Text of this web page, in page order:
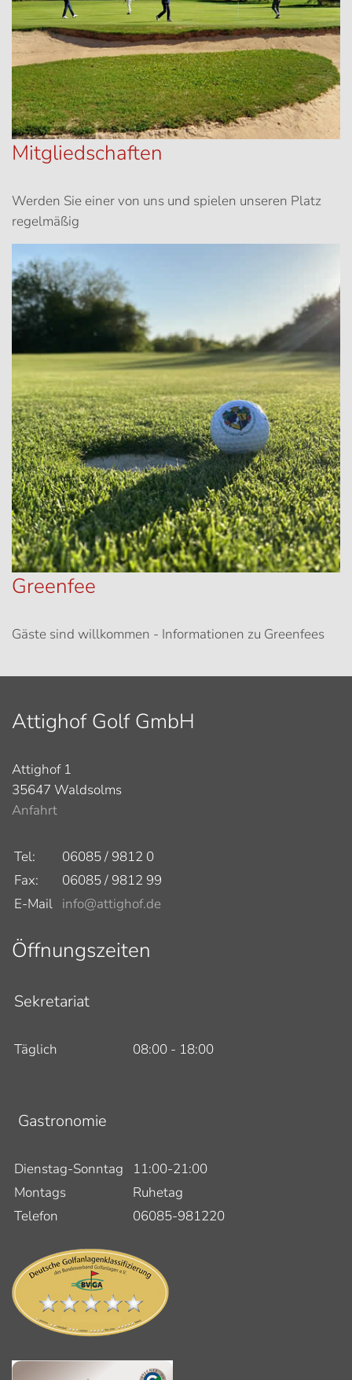
Mitgliedschaften
Werden Sie einer von uns und spielen unseren Platz
regelmäßig
Greenfee
Gäste sind willkommen - Informationen zu Greenfees
Attighof Golf GmbH
Attighof 1
35647 Waldsolms
Anfahrt
Tel:
06085 / 9812 0
Fax:
06085 / 9812 99
E-Mail info@attighof.de
Öffnungszeiten
Sekretariat
Täglich 08:00 - 18:00
Gastronomie
Dienstag-Sonntag
11:00-21:00
Montags
Ruhetag
Telefon
06085-981220